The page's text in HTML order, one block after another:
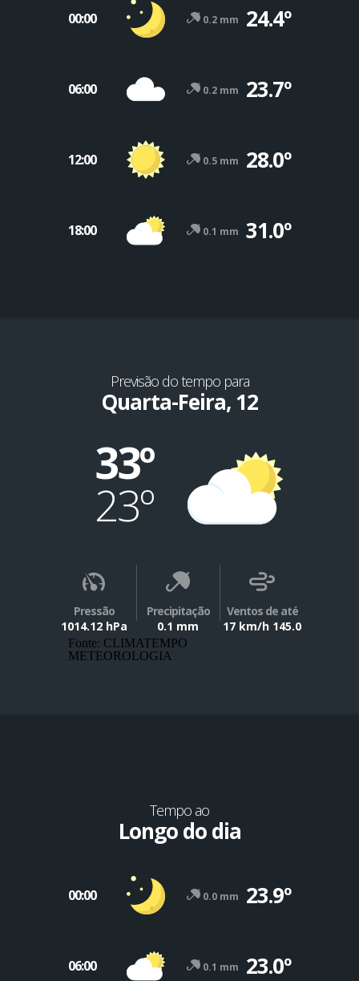
00:00 0.2 mm 24.4º
06:00 0.2 mm 23.7º
12:00 0.5 mm 28.0º
18:00 0.1 mm 31.0º
Previsão do tempo para
Quarta-Feira, 12
33º
23º
Pressão
1014.12 hPa
Precipitação
0.1 mm
Ventos de até
17 km/h 145.0
Fonte: CLIMATEMPO
METEOROLOGIA
Tempo ao
Longo do dia
00:00 0.0 mm 23.9º
06:00 0.1 mm 23.0º